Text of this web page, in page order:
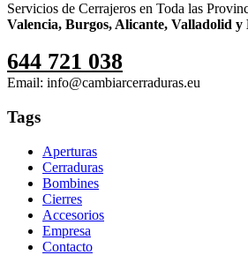
Servicios de Cerrajeros en Toda las
Valencia, Burgos, Alicante, Valladolid
644 721 038
Email: info@cambiarcerraduras.eu
Tags
Aperturas
Cerraduras
Bombines
Cierres
Accesorios
Empresa
Contacto